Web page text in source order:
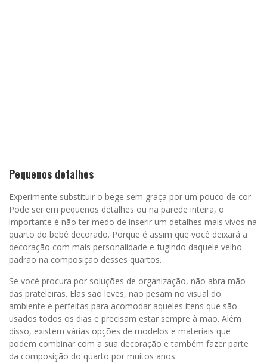
Pequenos detalhes
Experimente substituir o bege sem graça por um pouco de cor.
Pode ser em pequenos detalhes ou na parede inteira, o
importante é não ter medo de inserir um detalhes mais vivos na
quarto do bebê decorado. Porque é assim que você deixará a
decoração com mais personalidade e fugindo daquele velho
padrão na composição desses quartos.
Se você procura por soluções de organização, não abra mão
das prateleiras. Elas são leves, não pesam no visual do
ambiente e perfeitas para acomodar aqueles itens que são
usados todos os dias e precisam estar sempre à mão. Além
disso, existem várias opções de modelos e materiais que
podem combinar com a sua decoração e também fazer parte
da composição do quarto por muitos anos.